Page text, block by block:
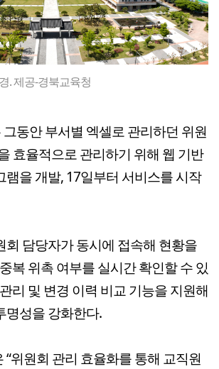
. 제공-경북교육청
동안 부서별 엑셀로 관리하던 위원
효율적으로 관리하기 위해 웹 기반
램을 개발, 17일부터 서비스를 시작
회 담당자가 동시에 접속해 현황을
복 위촉 여부를 실시간 확인할 수 있
리 및 변경 이력 비교 기능을 지원해
명성을 강화한다.
“위원회 관리 효율화를 통해 교직원